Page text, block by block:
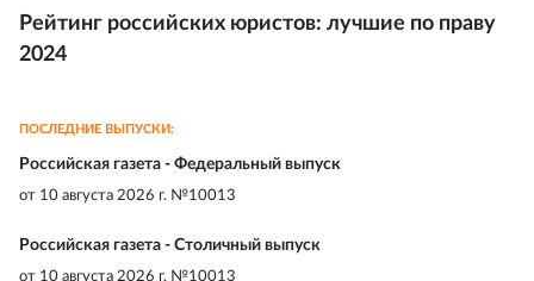
Рейтинг российских юристов: лучшие по праву
2024
ПОСЛЕДНИЕ ВЫПУСКИ:
Российская газета - Федеральный выпуск
от 10 августа 2026 г. №10013
Российская газета - Столичный выпуск
от 10 августа 2026 г. №10013